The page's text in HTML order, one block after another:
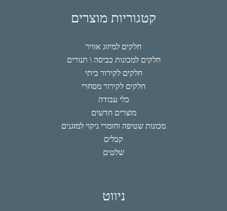
קטגוריות מוצרים
חלקים למיזוג אוויר
חלקים למכונות כביסה \ תנורים
חלקים לקירור ביתי
חלקים לקירור מסחרי
כלי עבודה
מוצרים חדשים
מכונות שטיפה וחומרי ניקוי למזגנים
קבלים
שלטים
ניווט